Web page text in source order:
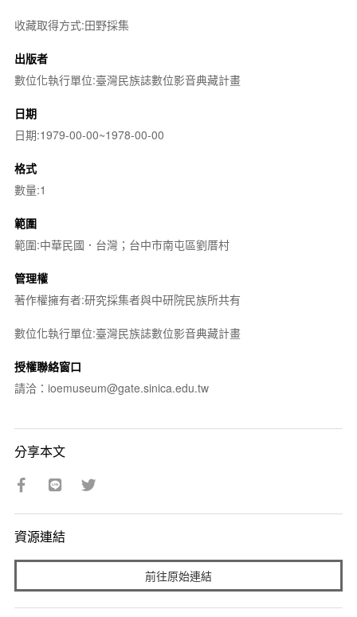
收藏取得方式:田野採集
出版者
數位化執行單位:臺灣民族誌數位影音典藏計畫
日期
日期:1979-00-00~1978-00-00
格式
數量:1
範圍
範圍:中華民國．台灣；台中市南屯區劉厝村
管理權
著作權擁有者:研究採集者與中研院民族所共有
數位化執行單位:臺灣民族誌數位影音典藏計畫
授權聯絡窗口
請洽：ioemuseum@gate.sinica.edu.tw
分享本文
資源連結
前往原始連結